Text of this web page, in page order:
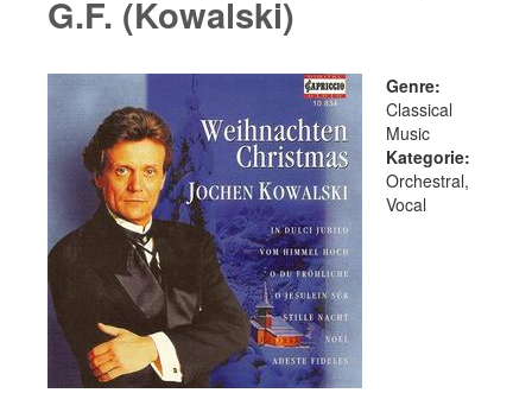
G.F. (Kowalski)
Genre:
Classical
Music
Kategorie:
Orchestral,
Vocal